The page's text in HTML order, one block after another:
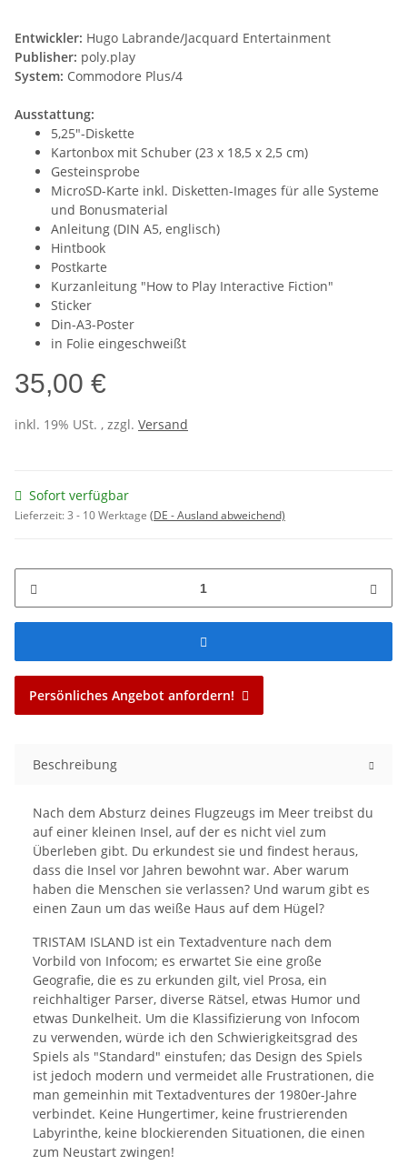
Entwickler: Hugo Labrande/Jacquard Entertainment
Publisher: poly.play
System: Commodore Plus/4
Ausstattung:
5,25"-Diskette
Kartonbox mit Schuber (23 x 18,5 x 2,5 cm)
Gesteinsprobe
MicroSD-Karte inkl. Disketten-Images für alle Systeme
und Bonusmaterial
Anleitung (DIN A5, englisch)
Hintbook
Postkarte
Kurzanleitung "How to Play Interactive Fiction"
Sticker
Din-A3-Poster
in Folie eingeschweißt
35,00 €
inkl. 19% USt. , zzgl. Versand
Sofort verfügbar
Lieferzeit:3 - 10 Werktage (DE - Ausland abweichend)
Persönliches Angebot anfordern!
Beschreibung
Nach dem Absturz deines Flugzeugs im Meer treibst du
auf einer kleinen Insel, auf der es nicht viel zum
Überleben gibt. Du erkundest sie und findest heraus,
dass die Insel vor Jahren bewohnt war. Aber warum
haben die Menschen sie verlassen? Und warum gibt es
einen Zaun um das weiße Haus auf dem Hügel?
TRISTAM ISLAND ist ein Textadventure nach dem
Vorbild von Infocom; es erwartet Sie eine große
Geografie, die es zu erkunden gilt, viel Prosa, ein
reichhaltiger Parser, diverse Rätsel, etwas Humor und
etwas Dunkelheit. Um die Klassifizierung von Infocom
zu verwenden, würde ich den Schwierigkeitsgrad des
Spiels als "Standard" einstufen; das Design des Spiels
ist jedoch modern und vermeidet alle Frustrationen, die
man gemeinhin mit Textadventures der 1980er-Jahre
verbindet. Keine Hungertimer, keine frustrierenden
Labyrinthe, keine blockierenden Situationen, die einen
zum Neustart zwingen!